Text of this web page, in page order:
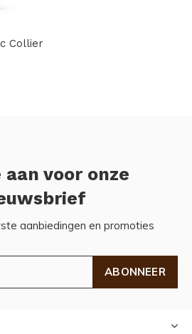
Collier
aan voor onze
aanbiedingen en promoties
ABONNEER